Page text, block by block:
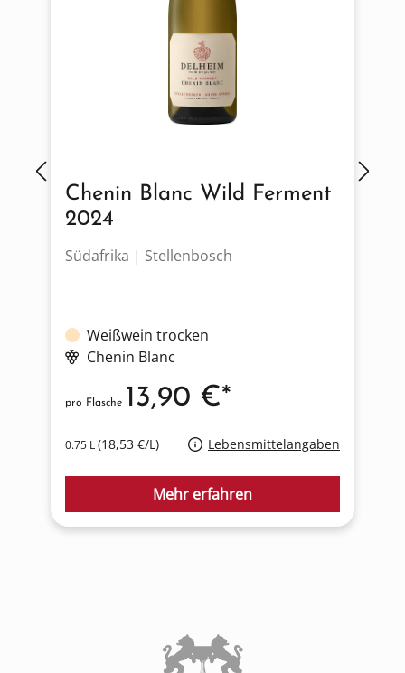
Chenin Blanc Wild Ferment
2024
Südafrika | Stellenbosch
Weißwein trocken
Chenin Blanc
0.75 L(18,53 €/L) Lebensmittelangaben
pro Flasche 13,90 €*
Mehr erfahren